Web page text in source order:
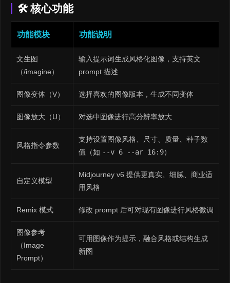
🛠 核心功能
功能模块 功能说明
文生图
（/imagine）
输入提示词生成风格化图像，支持英文
prompt 描述
图像变体（V） 选择喜欢的图像版本，生成不同变体
图像放大（U） 对选中图像进行高分辨率放大
风格指令参数
支持设置图像风格、尺寸、质量、种子数
值（如 --v 6 --ar 16:9）
自定义模型
Midjourney v6 提供更真实、细腻、商业适
用风格
Remix 模式 修改 prompt 后可对现有图像进行风格微调
图像参考
（Image
Prompt）
可用图像作为提示，融合风格或结构生成
新图